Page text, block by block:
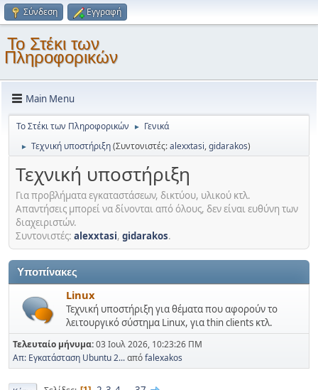
Σύνδεση Εγγραφή
Το Στέκι των
Πληροφορικών
Main Menu
Το Στέκι των Πληροφορικών ► Γενικά
► Τεχνική υποστήριξη(Συντονιστές:alexxtasi,gidarakos)
Τεχνική υποστήριξη
Για προβλήματα εγκαταστάσεων, δικτύου, υλικού κτλ.
Απαντήσεις μπορεί να δίνονται από όλους, δεν είναι ευθύνη των
διαχειριστών.
Συντονιστές: alexxtasi, gidarakos.
Υποπίνακες
Linux
Τεχνική υποστήριξη για θέματα που αφορούν το
λειτουργικό σύστημα Linux, για thin clients κτλ.
Τελευταίο μήνυμα:03 Ιουλ 2026, 10:23:26 ΠΜ
Απ: Εγκατάσταση Ubuntu 2...απόfalexakos